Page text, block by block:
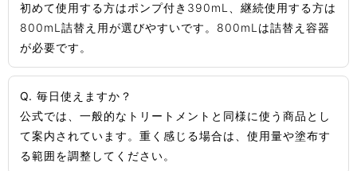
初めて使用する方はポンプ付き390mL、継続使用する方は
800mL詰替え用が選びやすいです。800mLは詰替え容器
が必要です。
Q. 毎日使えますか？
公式では、一般的なトリートメントと同様に使う商品とし
て案内されています。重く感じる場合は、使用量や塗布す
る範囲を調整してください。